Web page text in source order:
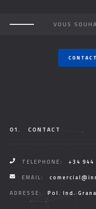
VOUS
01. CONTACT
TELEPHONE:
+34 944
EMAIL:
ADRESSE:
Pol. Ind.